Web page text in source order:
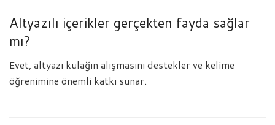
Altyazılı içerikler gerçekten fayda sağlar
mı?
Evet, altyazı kulağın alışmasını destekler ve kelime
öğrenimine önemli katkı sunar.